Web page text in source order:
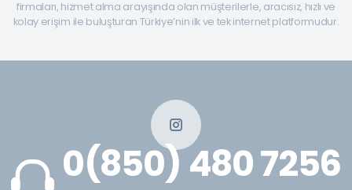
firmaları, hizmet alma arayışında olan müşterilerle, aracısız, hızlı ve
kolay erişim ile buluşturan Türkiye’nin ilk ve tek internet platformudur.
0(850) 480 7256